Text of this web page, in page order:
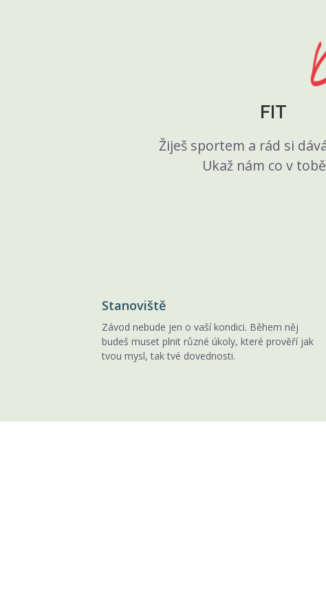
FIT
Žiješ sportem a rád si
Ukaž nám co v
Stanoviště
Závod nebude jen o vaší kondici. Během něj
budeš muset plnit různé úkoly, které prověří jak
tvou mysl, tak tvé dovednosti.